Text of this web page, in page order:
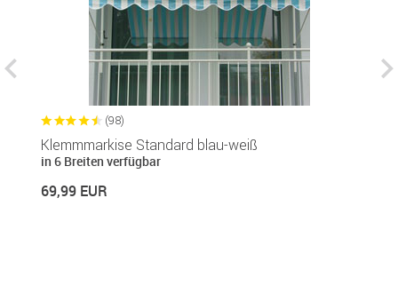
(98)
Klemmmarkise Standard blau-weiß
in 6 Breiten verfügbar
69,99 EUR